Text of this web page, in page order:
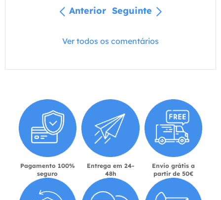
Anterior Seguinte
Ver todos os comentários
Pagamento 100%
seguro
Entrega em 24-
48h
Envio grátis a
partir de 50€